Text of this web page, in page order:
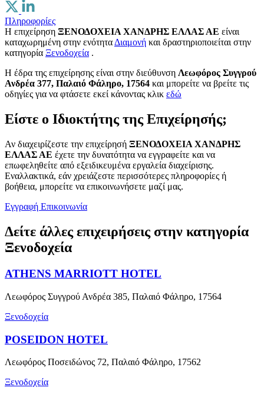
Πληροφορίες
Η επιχείρηση ΞΕΝΟΔΟΧΕΙΑ ΧΑΝΔΡΗΣ ΕΛΛΑΣ ΑΕ είναι
καταχωρημένη στην ενότηταΔιαμονή και δραστηριοποιείται στην
κατηγορία Ξενοδοχεία .
H έδρα της επιχείρησης είναι στην διεύθυνση Λεωφόρος Συγγρού
Ανδρέα 377, Παλαιό Φάληρο, 17564 και μπορείτε να βρείτε τις
οδηγίες για να φτάσετε εκεί κάνοντας κλικ εδώ
Είστε ο Ιδιοκτήτης της Επιχείρησής;
Αν διαχειρίζεστε την επιχείρησή ΞΕΝΟΔΟΧΕΙΑ ΧΑΝΔΡΗΣ
ΕΛΛΑΣ ΑΕ έχετε την δυνατότητα να εγγραφείτε και να
επωφεληθείτε από εξειδικευμένα εργαλεία διαχείρισης.
Εναλλακτικά, εάν χρειάζεστε περισσότερες πληροφορίες ή
βοήθεια, μπορείτε να επικοινωνήσετε μαζί μας.
Εγγραφή Επικοινωνία
Δείτε άλλες επιχειρήσεις στην κατηγορία
Ξενοδοχεία
ATHENS MARRIOTT HOTEL
Λεωφόρος Συγγρού Ανδρέα 385, Παλαιό Φάληρο, 17564
Ξενοδοχεία
POSEIDON HOTEL
Λεωφόρος Ποσειδώνος 72, Παλαιό Φάληρο, 17562
Ξενοδοχεία